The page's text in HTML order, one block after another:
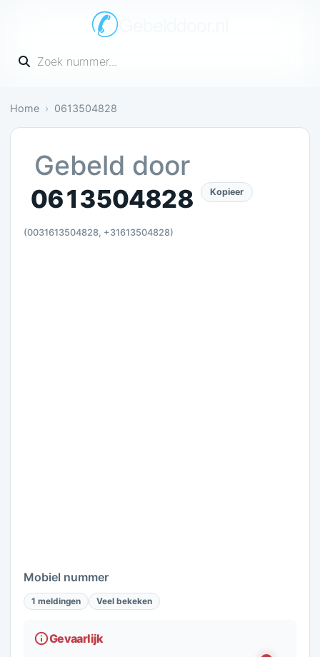
Gebelddoor.nl
Vul een telefoonnummer in
Home 0613504828
Gevaarlijk: 1 melding bevestigt dit
Gebeld door
0613504828
(0031613504828, +31613504828)
Kopieer
Mobiel nummer
1 meldingen Veel bekeken
Gevaarlijk